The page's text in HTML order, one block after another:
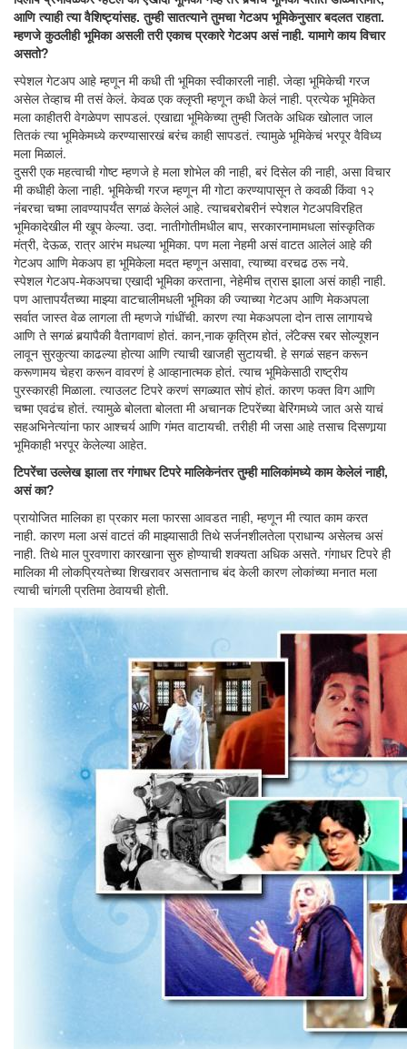
आणि त्याही त्या वैशिष्ट्यांसह. तुम्ही सातत्याने तुमचा गेटअप भूमिकेनुसार बदलत राहता.
म्हणजे कुठलीही भूमिका असली तरी एकाच प्रकारे गेटअप असं नाही. यामागे काय विचार
असतो?
स्पेशल गेटअप आहे म्हणून मी कधी ती भूमिका स्वीकारली नाही. जेव्हा भूमिकेची गरज
असेल तेव्हाच मी तसं केलं. केवळ एक क्लृप्ती म्हणून कधी केलं नाही. प्रत्येक भूमिकेत
मला काहीतरी वेगळेपण सापडलं. एखाद्या भूमिकेच्या तुम्ही जितके अधिक खोलात जाल
तितकं त्या भूमिकेमध्ये करण्यासारखं बरंच काही सापडतं. त्यामुळे भूमिकेचं भरपूर वैविध्य
मला मिळालं.
दुसरी एक महत्वाची गोष्ट म्हणजे हे मला शोभेल की नाही, बरं दिसेल की नाही, असा विचार
मी कधीही केला नाही. भूमिकेची गरज म्हणून मी गोटा करण्यापासून ते कवळी किंवा १२
नंबरचा चष्मा लावण्यापर्यंत सगळं केलेलं आहे. त्याचबरोबरीनं स्पेशल गेटअपविरहित
भूमिकादेखील मी खूप केल्या. उदा. नातीगोतीमधील बाप, सरकारनामामधला सांस्कृतिक
मंत्री, देऊळ, रात्र आरंभ मधल्या भूमिका. पण मला नेहमी असं वाटत आलेलं आहे की
गेटअप आणि मेकअप हा भूमिकेला मदत म्हणून असावा, त्याच्या वरचढ ठरू नये.
स्पेशल गेटअप-मेकअपचा एखादी भूमिका करताना, नेहेमीच त्रास झाला असं काही नाही.
पण आत्तापर्यंतच्या माझ्या वाटचालीमधली भूमिका की ज्याच्या गेटअप आणि मेकअपला
सर्वात जास्त वेळ लागला ती म्हणजे गांधींची. कारण त्या मेकअपला दोन तास लागायचे
आणि ते सगळं बर्‍यापैकी वैतागवाणं होतं. कान,नाक कृत्रिम होतं, लॅटेक्स रबर सोल्यूशन
लावून सुरकुत्या काढल्या होत्या आणि त्याची खाजही सुटायची. हे सगळं सहन करून
करूणामय चेहरा करून वावरणं हे आव्हानात्मक होतं. त्याच भूमिकेसाठी राष्ट्रीय
पुरस्कारही मिळाला. त्याउलट टिपरे करणं सगळ्यात सोपं होतं. कारण फक्त विग आणि
चष्मा एवढंच होतं. त्यामुळे बोलता बोलता मी अचानक टिपरेंच्या बेरिंगमध्ये जात असे याचं
सहअभिनेत्यांना फार आश्चर्य आणि गंमत वाटायची. तरीही मी जसा आहे तसाच दिसणार्‍या
भूमिकाही भरपूर केलेल्या आहेत.
टिपरेंचा उल्लेख झाला तर गंगाधर टिपरे मालिकेनंतर तुम्ही मालिकांमध्ये काम केलेलं नाही,
असं का?
प्रायोजित मालिका हा प्रकार मला फारसा आवडत नाही, म्हणून मी त्यात काम करत
नाही. कारण मला असं वाटतं की माझ्यासाठी तिथे सर्जनशीलतेला प्राधान्य असेलच असं
नाही. तिथे माल पुरवणारा कारखाना सुरु होण्याची शक्यता अधिक असते. गंगाधर टिपरे ही
मालिका मी लोकप्रियतेच्या शिखरावर असतानाच बंद केली कारण लोकांच्या मनात मला
त्याची चांगली प्रतिमा ठेवायची होती.